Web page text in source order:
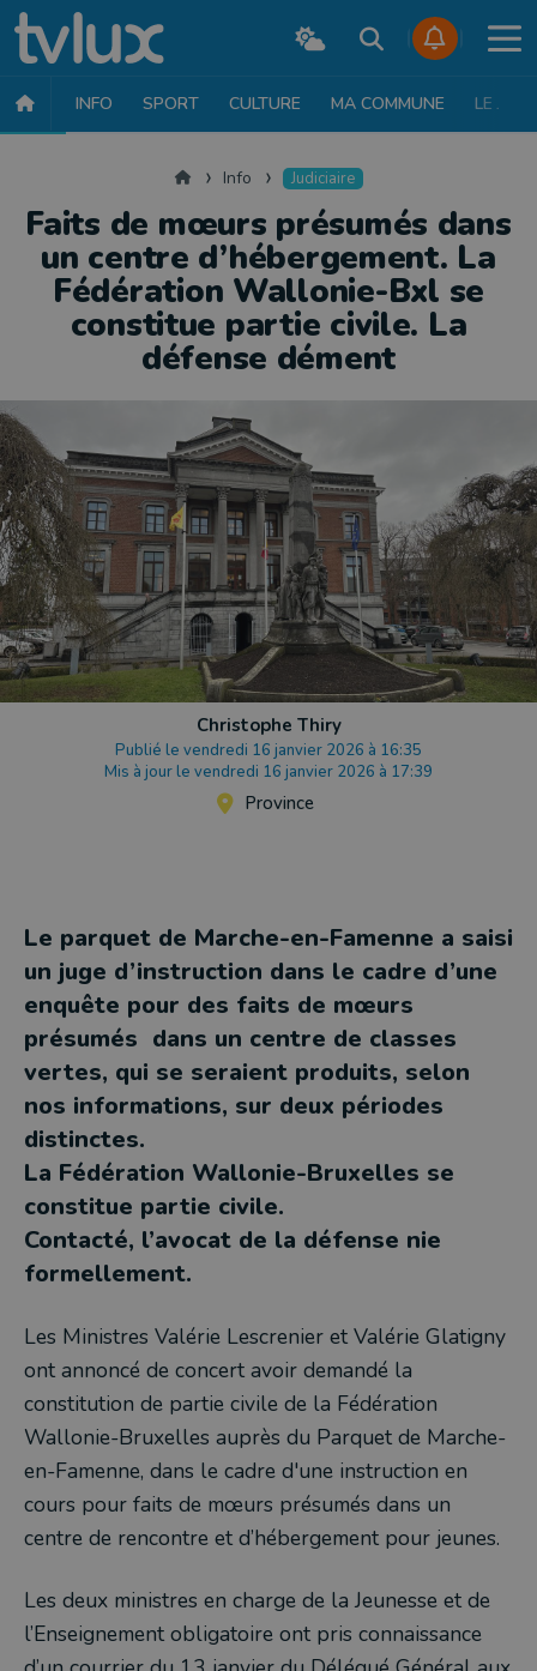
INFO SPORT CULTURE MA COMMUNE LE JT
AccueilInfo Judiciaire
Faits de mœurs présumés dans
un centre d’hébergement. La
Fédération Wallonie-Bxl se
constitue partie civile. La
défense dément
Christophe Thiry
Publié le vendredi 16 janvier 2026 à 16:35
Mis à jour le vendredi 16 janvier 2026 à 17:39
Province
Le parquet de Marche-en-Famenne a saisi
un juge d’instruction dans le cadre d’une
enquête pour des faits de mœurs
présumés dans un centre de classes
vertes, qui se seraient produits, selon
nos informations, sur deux périodes
distinctes.
La Fédération Wallonie-Bruxelles se
constitue partie civile.
Contacté, l’avocat de la défense nie
formellement.
Les Ministres Valérie Lescrenier et Valérie Glatigny
ont annoncé de concert avoir demandé la
constitution de partie civile de la Fédération
Wallonie-Bruxelles auprès du Parquet de Marche-
en-Famenne, dans le cadre d'une instruction en
cours pour faits de mœurs présumés dans un
centre de rencontre et d’hébergement pour jeunes.
Les deux ministres en charge de la Jeunesse et de
l’Enseignement obligatoire ont pris connaissance